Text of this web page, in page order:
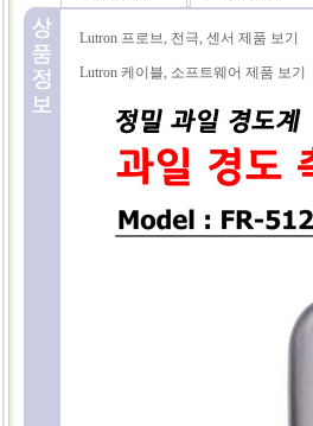
Lutron 프로브, 전극, 센서 제품 보기
Lutron 케이블, 소프트웨어 제품 보기